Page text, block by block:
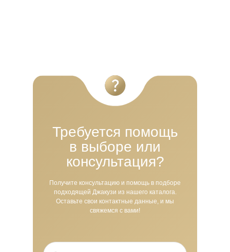
Требуется помощь
в выборе или
консультация?
Получите консультацию и помощь в подборе
подходящей Джакузи из нашего каталога.
Оставьте свои контактные данные, и мы
свяжемся с вами!